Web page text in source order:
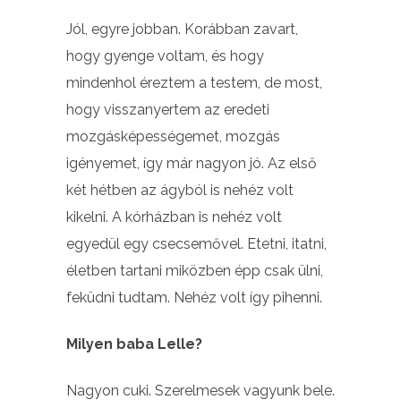
Jól, egyre jobban. Korábban zavart,
hogy gyenge voltam, és hogy
mindenhol éreztem a testem, de most,
hogy visszanyertem az eredeti
mozgásképességemet, mozgás
igényemet, így már nagyon jó. Az első
két hétben az ágyból is nehéz volt
kikelni. A kórházban is nehéz volt
egyedül egy csecsemővel. Etetni, itatni,
életben tartani miközben épp csak ülni,
feküdni tudtam. Nehéz volt így pihenni.
Milyen baba Lelle?
Nagyon cuki. Szerelmesek vagyunk bele.